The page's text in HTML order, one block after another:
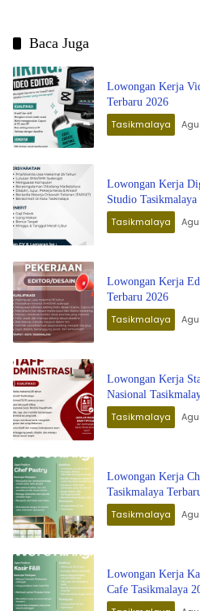
Baca Juga
Lowongan Kerja
Terbaru 2026
Tasikmalaya
Lowongan Kerja
Studio
Tasikmalaya
Lowongan Kerja
Terbaru 2026
Tasikmalaya
Lowongan Kerja
Nasional
Tasikmalaya
Lowongan Kerja
Tasikmalaya
Tasikmalaya
Lowongan Kerja
Cafe Tasikmalaya